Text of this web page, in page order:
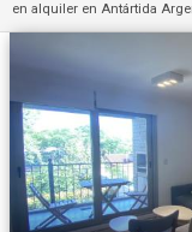
en alquiler en Antártida